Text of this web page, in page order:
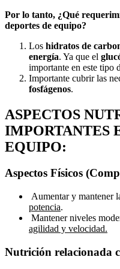
Por lo tanto, ¿Qué
deportes de equipo?
Los hidratos de
energía. Ya que el
importante en este tipo
Importante cubrir las
fosfágenos.
ASPECTOS
IMPORTANTES
EQUIPO:
Aspectos Físicos
Aumentar y mantener
potencia.
Mantener niveles
agilidad y velocidad.
Nutrición relacionada